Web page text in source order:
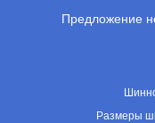
Предложение
Размеры